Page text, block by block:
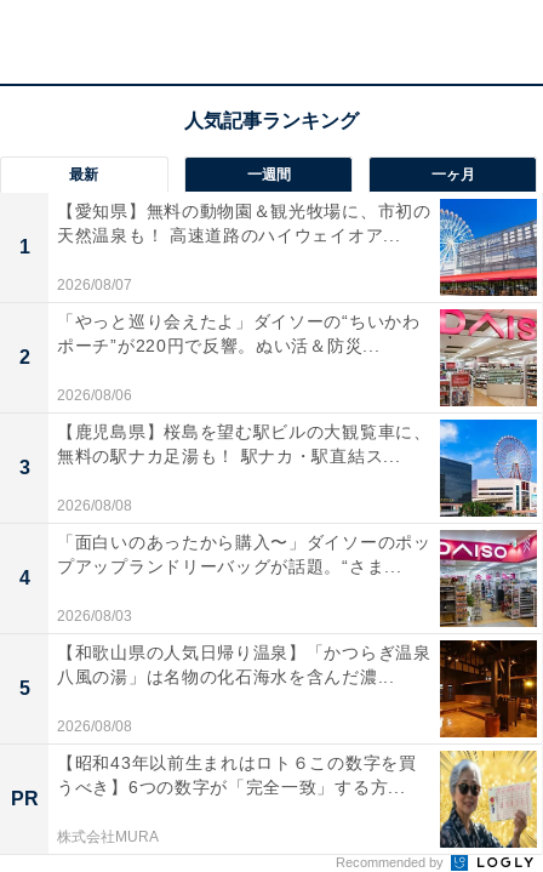
楽天トラベルでホテルを見る
「古湯温泉 つかさ旅館」の口コミは？
「古湯温泉 つかさ旅館」には、以下のような口コミが寄
せられています。
ぬるめでとろみのある温泉にゆっくり長く浸かれて
最新 一週間 一ヶ月
1
【愛知県】無料の動物園＆観光牧場に、市初の
天然温泉も！ 高速道路のハイウェイオア...
2026/08/07
2
「やっと巡り会えたよ」ダイソーの“ちいかわ
ポーチ”が220円で反響。ぬい活＆防災...
2026/08/06
3
【鹿児島県】桜島を望む駅ビルの大観覧車に、
無料の駅ナカ足湯も！ 駅ナカ・駅直結ス...
2026/08/08
4
「面白いのあったから購入〜」ダイソーのポッ
プアップランドリーバッグが話題。“さま...
2026/08/03
5
【和歌山県の人気日帰り温泉】「かつらぎ温泉
八風の湯」は名物の化石海水を含んだ濃...
2026/08/08
PR
【昭和43年以前生まれはロト６この数字を買
うべき】6つの数字が「完全一致」する方...
株式会社MURA
Recommended by